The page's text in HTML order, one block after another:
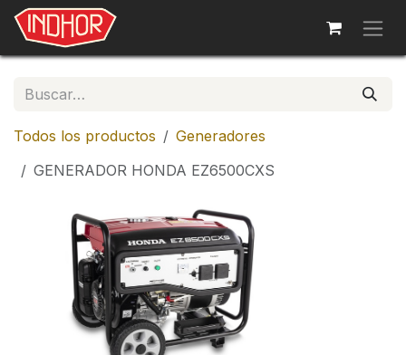
Ir al contenido
Todos los productos
Generadores
GENERADOR HONDA EZ6500CXS